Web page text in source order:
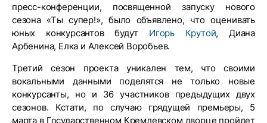
пресс-конференции, посвященной запуску нового
сезона «Ты супер!», было объявлено, что оценивать
юных конкурсантов будут Игорь Крутой, Диана
Арбенина, Елка и Алексей Воробьев.
Третий сезон проекта уникален тем, что своими
вокальными данными поделятся не только новые
конкурсанты, но и 36 участников предыдущих двух
сезонов. Кстати, по случаю грядущей премьеры, 5
марта в Государственном Кремлевском дворце пройдет